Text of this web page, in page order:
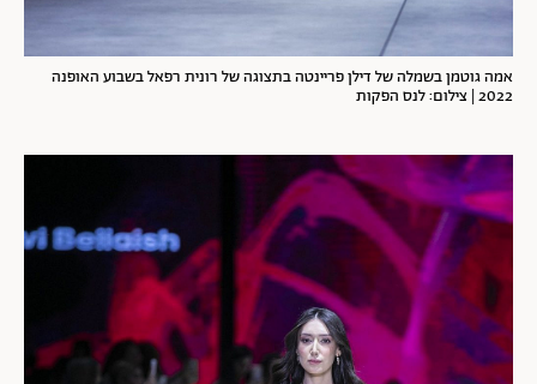
אמה גוטמן בשמלה של דילן פריינטה בתצוגה של רונית רפאל בשבוע האופנה
2022 | צילום: לנס הפקות